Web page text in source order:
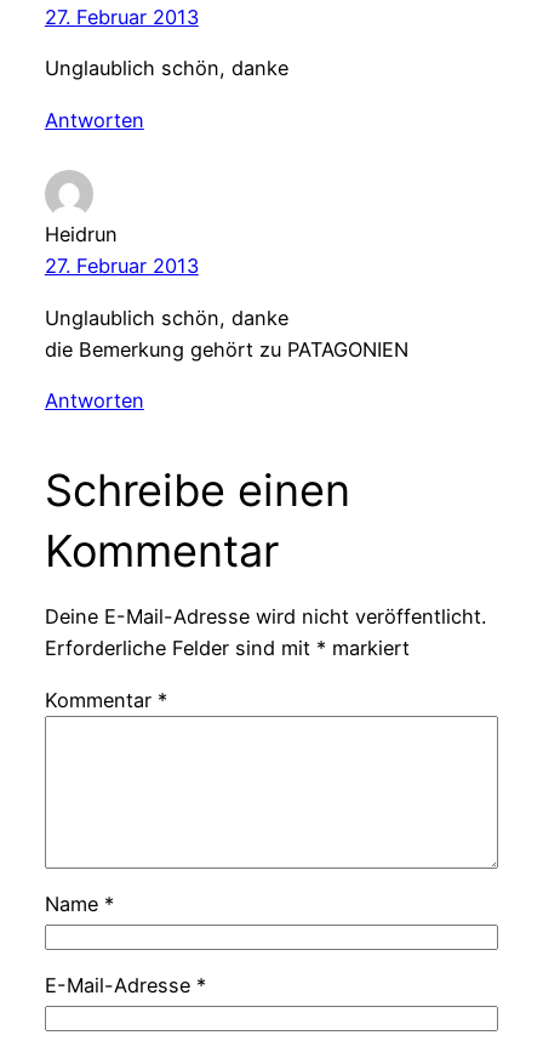
27. Februar 2013
Unglaublich schön, danke
Antworten
Heidrun
27. Februar 2013
Unglaublich schön, danke
die Bemerkung gehört zu PATAGONIEN
Antworten
Schreibe einen
Kommentar
Deine E-Mail-Adresse wird nicht veröffentlicht.
Erforderliche Felder sind mit * markiert
Kommentar *
Name *
E-Mail-Adresse *